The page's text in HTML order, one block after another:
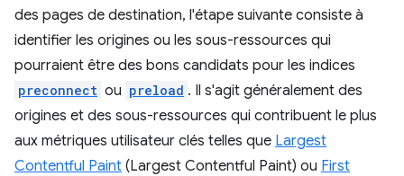
des pages de destination, l'étape suivante consiste à
identifier les origines ou les sous-ressources qui
pourraient être des bons candidats pour les indices
preconnect ou preload . Il s'agit généralement des
origines et des sous-ressources qui contribuent le plus
aux métriques utilisateur clés telles que Largest
Contentful Paint (Largest Contentful Paint) ou First